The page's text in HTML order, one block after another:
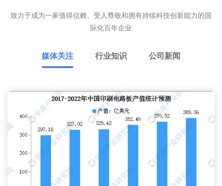
致力于成为一家值得信赖、受人尊敬和拥有持续科技创新能力的国
际化百年企业
媒体关注 行业知识 公司新闻